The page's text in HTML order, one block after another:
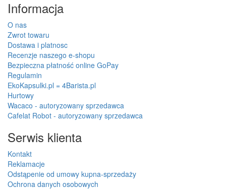
Informacja
O nas
Zwrot towaru
Dostawa i platnosc
Recenzje naszego e-shopu
Bezpieczna płatność online GoPay
Regulamin
EkoKapsulki.pl = 4Barista.pl
Hurtowy
Wacaco - autoryzowany sprzedawca
Cafelat Robot - autoryzowany sprzedawca
Serwis klienta
Kontakt
Reklamacje
Odstąpenie od umowy kupna-sprzedaży
Ochrona danych osobowych